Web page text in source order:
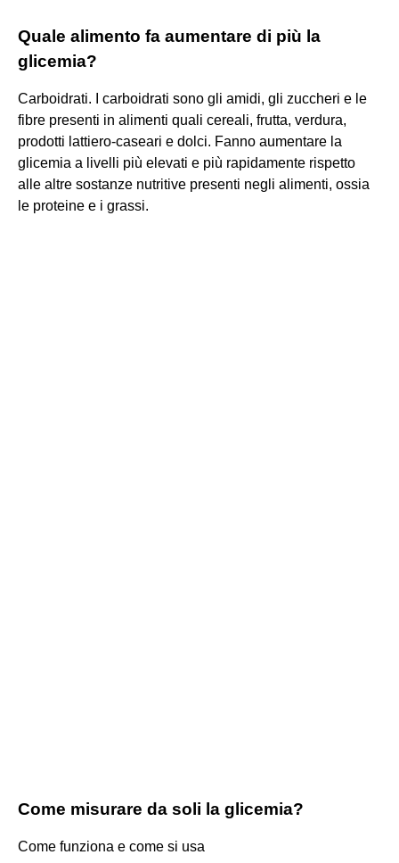
Quale alimento fa aumentare di più la
glicemia?
Carboidrati. I carboidrati sono gli amidi, gli zuccheri e le
fibre presenti in alimenti quali cereali, frutta, verdura,
prodotti lattiero-caseari e dolci. Fanno aumentare la
glicemia a livelli più elevati e più rapidamente rispetto
alle altre sostanze nutritive presenti negli alimenti, ossia
le proteine e i grassi.
Come misurare da soli la glicemia?
Come funziona e come si usa